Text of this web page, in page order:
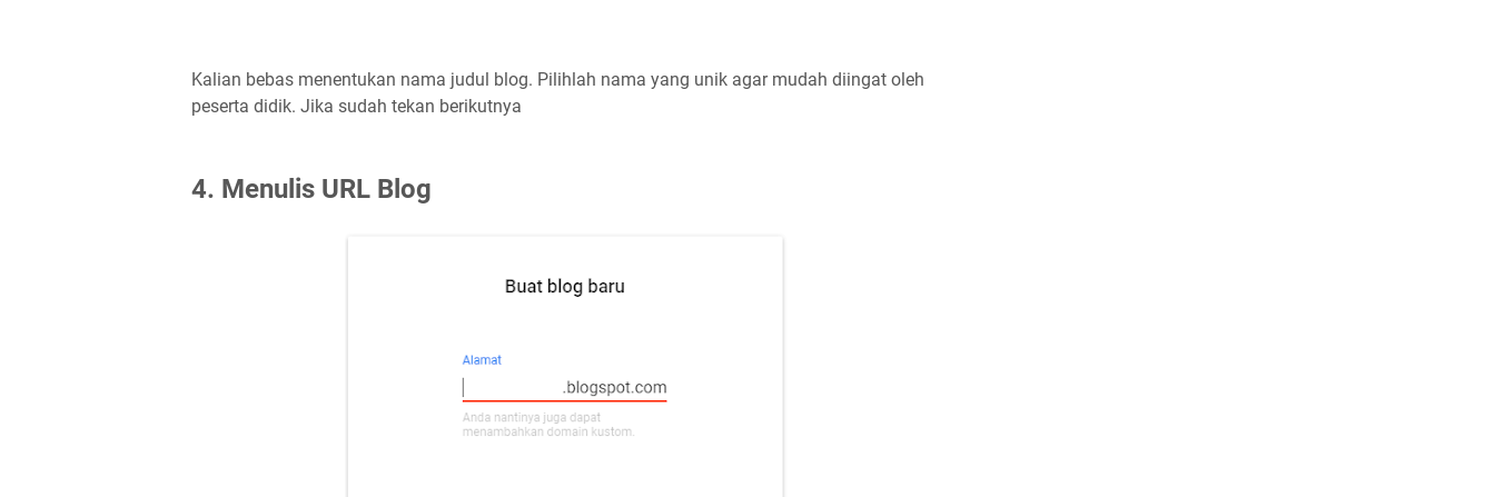
Kalian bebas menentukan nama judul blog. Pilihlah nama yang unik agar mudah diingat oleh
peserta didik. Jika sudah tekan berikutnya
4. Menulis URL Blog